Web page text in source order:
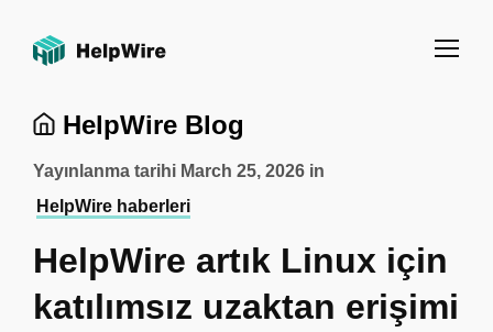
HelpWire Blog
Yayınlanma tarihi March 25, 2026 in
HelpWire haberleri
HelpWire artık Linux için
katılımsız uzaktan erişimi